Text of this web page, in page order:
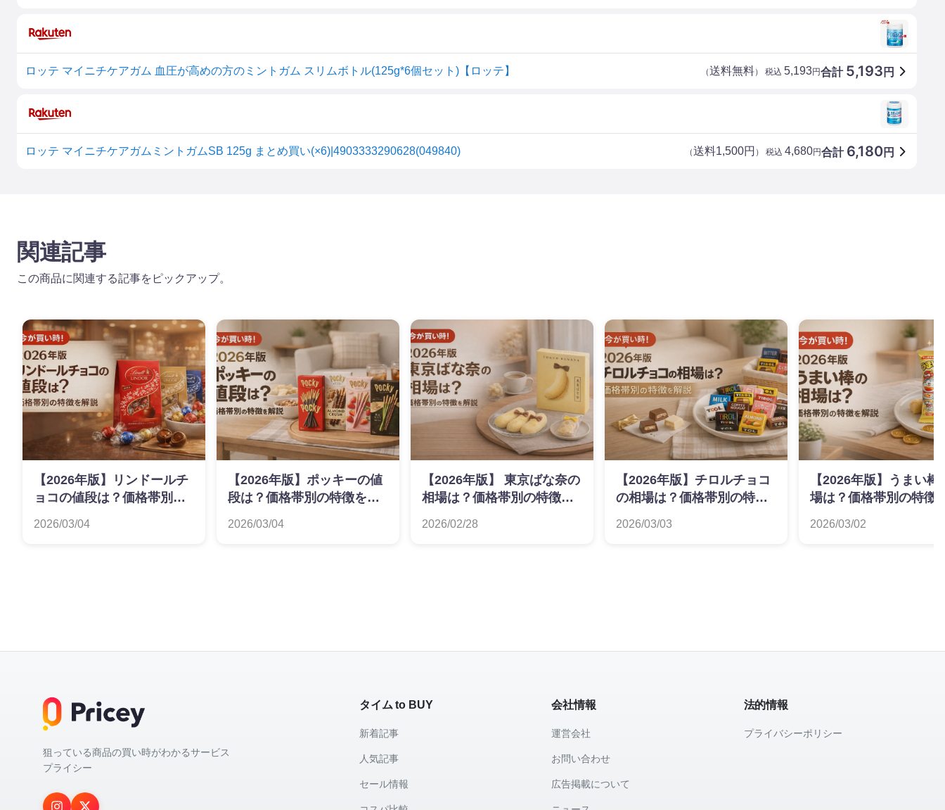
ロッテ マイニチケアガム 血圧が高めの方のミントガム スリムボトル(125g*6個セット)【ロッテ】 合計 5,193 円
（送料無料） 税込 5,193円
ロッテ マイニチケアガムミントガムSB 125g まとめ買い(×6)|4903333290628(049840) 合計 6,180円
（送料1,500円 ） 税込 4,680円
関連記事
この商品に関連する記事をピックアップ。
【2026年版】リンドールチ
ョコの値段は？価格帯別の
2026/03/04
【2026年版】ポッキーの値
段は？価格帯別の特徴を解
2026/03/04
【2026年版】 東京ばな奈の
相場は？価格帯別の特徴を
2026/02/28
【2026年版】チロルチョコ
の相場は？価格帯別の特徴
2026/03/03
【2026年版】うまい棒
場は？価格帯別の特徴
2026/03/02
狙っている商品の買い時がわかるサービス
プライシー
タイム to BUY
新着記事
人気記事
セール情報
会社情報
運営会社
お問い合わせ
広告掲載について
法的情報
プライバシーポリシー